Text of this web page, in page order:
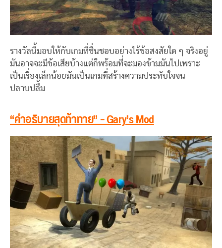
รางวัลนี้มอบให้กับเกมที่ชื่นชอบอย่างไร้ข้อสงสัยใด ๆ จริงอยู่
มันอาจจะมีข้อเสียบ้างแต่ก็พร้อมที่จะมองข้ามมันไปเพราะ
เป็นเรื่องเล็กน้อยมันเป็นเกมที่สร้างความประทับใจจน
ปลาบปลื้ม
“คำอธิบายสุดท้าทาย” – Gary’s Mod